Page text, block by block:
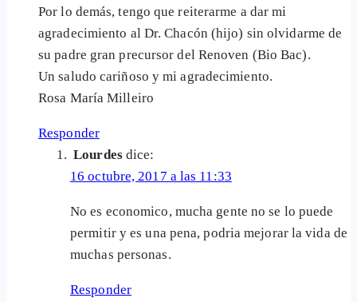
Por lo demás, tengo que reiterarme a dar mi
agradecimiento al Dr. Chacón (hijo) sin olvidarme de
su padre gran precursor del Renoven (Bio Bac).
Un saludo cariñoso y mi agradecimiento.
Rosa María Milleiro
Responder
Lourdes dice:
16 octubre, 2017 a las 11:33
No es economico, mucha gente no se lo puede
permitir y es una pena, podria mejorar la vida de
muchas personas.
Responder